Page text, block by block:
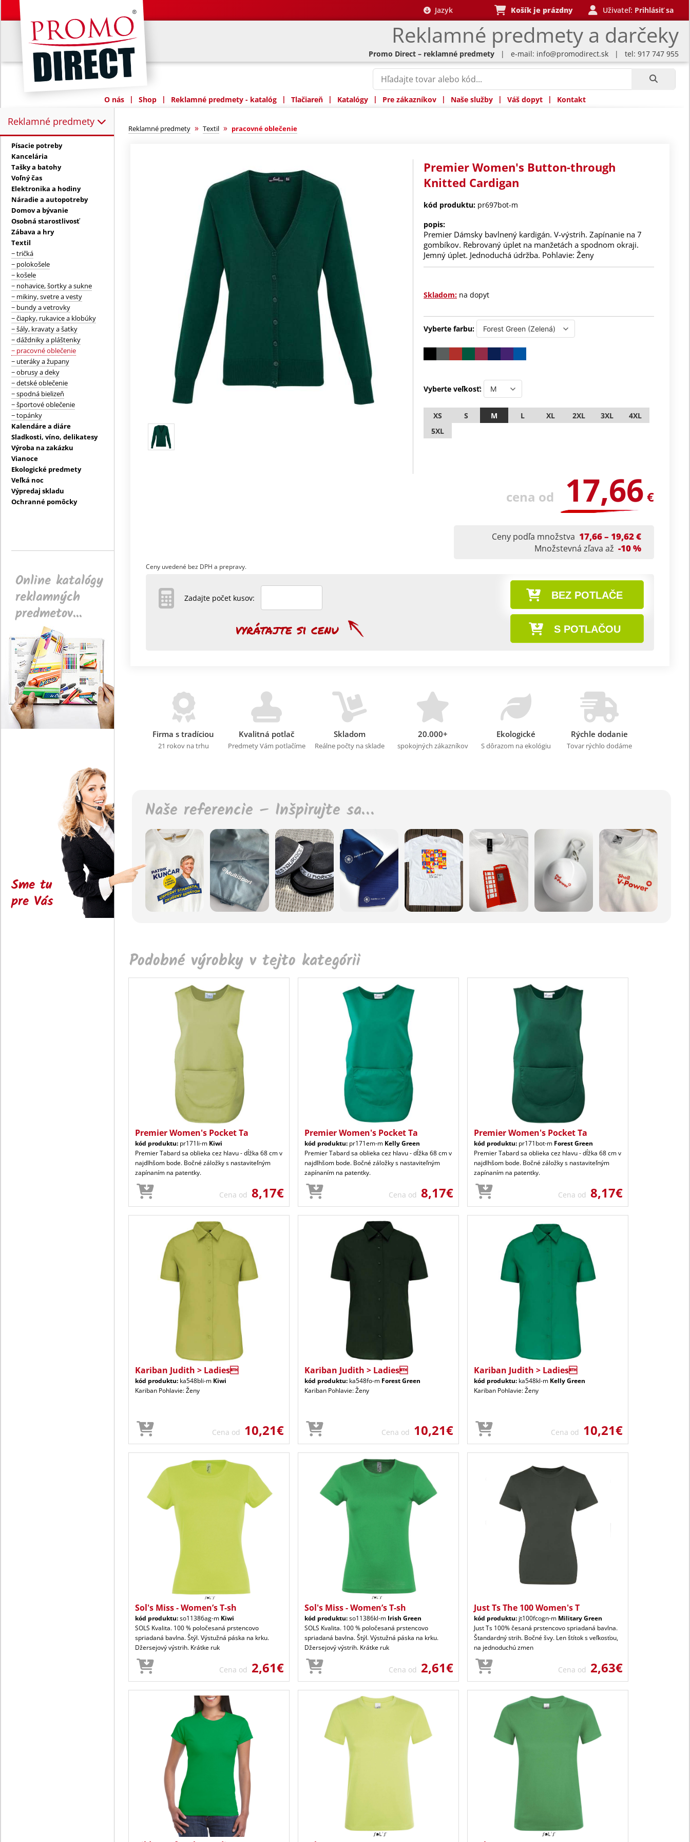
Reklamné predmety a darčeky
Jazyk Košík je prázdny Uživateľ: Prihlásiť sa
Promo Direct – reklamné predmety | e-mail: info@promodirect.sk | tel: 917 747 955
O nás | Shop | Reklamné predmety - katalóg | Tlačiareň | Katalógy | Pre zákazníkov | Naše služby | Váš dopyt | Kontakt
Reklamné predmety
Reklamné predmety:
Písacie potreby
Kancelária
Tašky a batohy
Voľný čas
Elektronika a hodiny
Náradie a autopotreby
Domov a bývanie
Osobná starostlivosť
Zábava a hry
Textil
− tričká
− polokošele
− košele
− nohavice, šortky a sukne
− mikiny, svetre a vesty
− bundy a vetrovky
− čiapky, rukavice a klobúky
− šály, kravaty a šatky
− dáždniky a pláštenky
− pracovné oblečenie
− uteráky a župany
− obrusy a deky
− detské oblečenie
− spodná bielizeň
− športové oblečenie
− topánky
Kalendáre a diáre
Sladkosti, víno, delikatesy
Výroba na zakázku
Vianoce
Ekologické predmety
Veľká noc
Výpredaj skladu
Ochranné pomôcky
Online katalógy
reklamných
predmetov...
Sme tu
pre Vás
Reklamné predmety » Textil » pracovné oblečenie
Premier Women's Button-through
Knitted Cardigan
kód produktu: pr697bot-m
popis:
Premier Dámsky bavlnený kardigán. V-výstrih. Zapínanie na 7
gombíkov. Rebrovaný úplet na manžetách a spodnom okraji.
Jemný úplet. Jednoduchá údržba. Pohlavie: Ženy
Skladom: na dopyt
Vyberte farbu:
Vyberte veľkosť:
XS S M L XL 2XL 3XL
4XL
5XL
cena od 17,66 €
Ceny podľa množstva 17,66 – 19,62 €
Množstevná zľava až -10 %
Ceny uvedené bez DPH a prepravy.
BEZ POTLAČE
S POTLAČOU
Zadajte počet kusov:
Firma s tradíciou
21 rokov na trhu
Kvalitná potlač
Predmety Vám potlačíme
Skladom
Reálne počty na sklade
20.000+
spokojných zákazníkov
Ekologické
S dôrazom na ekológiu
Rýchle dodanie
Tovar rýchlo dodáme
Naše referencie – Inšpirujte sa…
Podobné výrobky v tejto kategórii
Premier Women's Pocket Ta
kód produktu: pr171li-m Kiwi
Premier Tabard sa oblieka cez hlavu - dĺžka 68 cm v
najdlhšom bode. Bočné záložky s nastaviteľným
zapínaním na patentky.
Cena od 8,17€
Premier Women's Pocket Ta
kód produktu: pr171em-m Kelly Green
Premier Tabard sa oblieka cez hlavu - dĺžka 68 cm v
najdlhšom bode. Bočné záložky s nastaviteľným
zapínaním na patentky.
Cena od 8,17€
Premier Women's Pocket Ta
kód produktu: pr171bot-m Forest Green
Premier Tabard sa oblieka cez hlavu - dĺžka 68 cm v
najdlhšom bode. Bočné záložky s nastaviteľným
zapínaním na patentky.
Cena od 8,17€
Kariban Judith > Ladies
kód produktu: ka548bli-m Kiwi
Kariban Pohlavie: Ženy
Cena od 10,21€
Kariban Judith > Ladies
kód produktu: ka548fo-m Forest Green
Kariban Pohlavie: Ženy
Cena od 10,21€
Kariban Judith > Ladies
kód produktu: ka548kl-m Kelly Green
Kariban Pohlavie: Ženy
Cena od 10,21€
Sol's Miss - Women’s T-sh
kód produktu:so11386ag-m Kiwi
SOLS Kvalita. 100 % poločesaná prstencovo
spriadaná bavlna. Štýl. Výstužná páska na krku.
Džersejový výstrih. Krátke ruk
Cena od 2,61€
Sol's Miss - Women’s T-sh
kód produktu:so11386kl-m Irish Green
SOLS Kvalita. 100 % poločesaná prstencovo
spriadaná bavlna. Štýl. Výstužná páska na krku.
Džersejový výstrih. Krátke ruk
Cena od 2,61€
Just Ts The 100 Women's T
kód produktu: jt100fcogn-m Military Green
Just Ts 100% česaná prstencovo spriadaná bavlna.
Štandardný strih. Bočné švy. Len štítok s veľkosťou,
na jednoduchú zmen
Cena od 2,63€